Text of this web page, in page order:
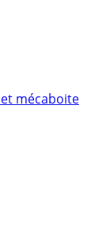
mécaboite